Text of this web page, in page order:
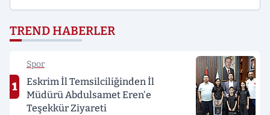
TREND HABERLER
1
Spor
Eskrim İl Temsilciliğinden İl
Müdürü Abdulsamet Eren'e
Teşekkür Ziyareti